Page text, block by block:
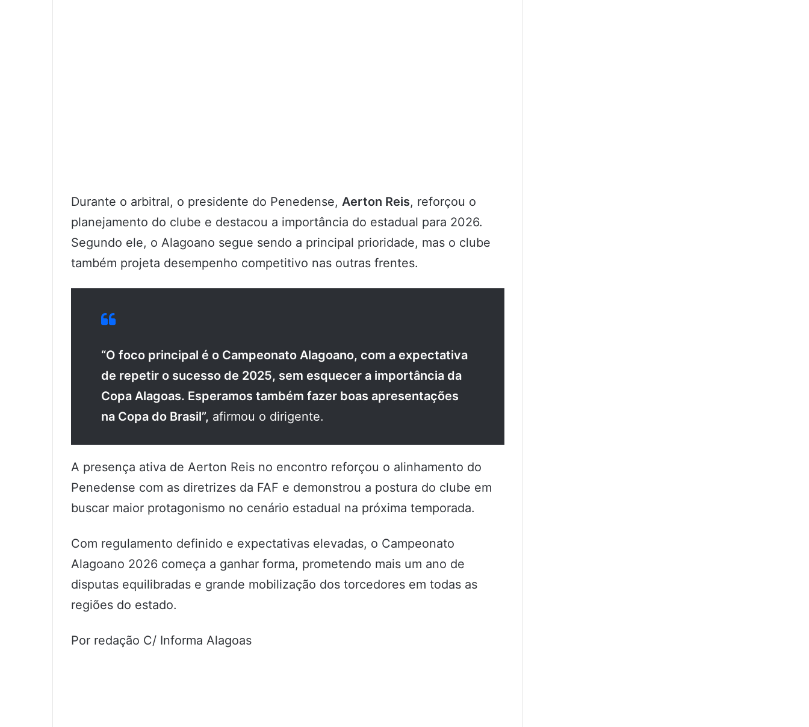
Durante o arbitral, o presidente do Penedense, Aerton Reis, reforçou o
planejamento do clube e destacou a importância do estadual para 2026.
Segundo ele, o Alagoano segue sendo a principal prioridade, mas o clube
também projeta desempenho competitivo nas outras frentes.
“O foco principal é o Campeonato Alagoano, com a expectativa
de repetir o sucesso de 2025, sem esquecer a importância da
Copa Alagoas. Esperamos também fazer boas apresentações
na Copa do Brasil”, afirmou o dirigente.
A presença ativa de Aerton Reis no encontro reforçou o alinhamento do
Penedense com as diretrizes da FAF e demonstrou a postura do clube em
buscar maior protagonismo no cenário estadual na próxima temporada.
Com regulamento definido e expectativas elevadas, o Campeonato
Alagoano 2026 começa a ganhar forma, prometendo mais um ano de
disputas equilibradas e grande mobilização dos torcedores em todas as
regiões do estado.
Por redação C/ Informa Alagoas